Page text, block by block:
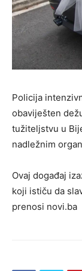
Policija
obaviješten
tužiteljstvu u
nadležnim
Ovaj događaj
koji ističu da
prenosi novi.ba